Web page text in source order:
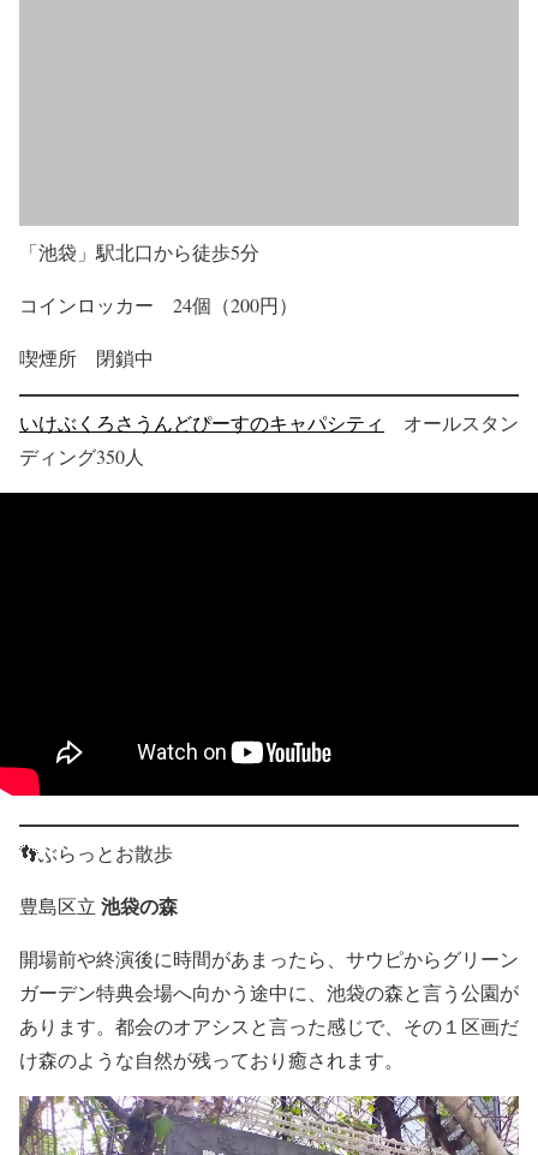
「池袋」駅北口から徒歩5分
コインロッカー 24個（200円）
喫煙所 閉鎖中
いけぶくろさうんどぴーすのキャパシティ
オールスタン
ディング350人
👣ぶらっとお散歩
豊島区立 池袋の森
開場前や終演後に時間があまったら、サウピからグリーン
ガーデン特典会場へ向かう途中に、池袋の森と言う公園が
あります。都会のオアシスと言った感じで、その１区画だ
け森のような自然が残っており癒されます。